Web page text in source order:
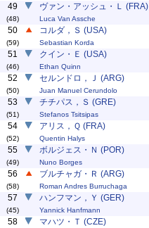
49
(48)
ヴァン・アッシュ・Ｌ (FRA)
Luca Van Assche
50
(59)
コルダ，Ｓ (USA)
Sebastian Korda
51
(46)
クイン・Ｅ (USA)
Ethan Quinn
52
(50)
セルンドロ，Ｊ (ARG)
Juan Manuel Cerundolo
53
(51)
チチパス，Ｓ (GRE)
Stefanos Tsitsipas
54
(52)
アリス，Ｑ (FRA)
Quentin Halys
55
(49)
ボルジェス・Ｎ (POR)
Nuno Borges
56
(58)
ブルチャガ・Ｒ (ARG)
Roman Andres Burruchaga
57
(45)
ハンフマン，Ｙ (GER)
Yannick Hanfmann
58 マハツ・Ｔ (CZE)